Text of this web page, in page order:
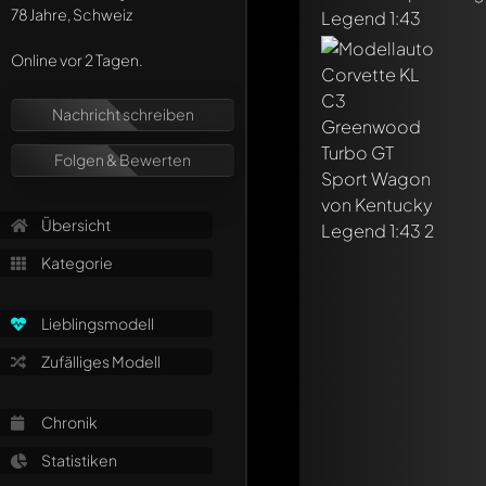
78 Jahre, Schweiz
Online vor 2 Tagen.
Nachricht schreiben
Folgen & Bewerten
Übersicht
Kategorie
Lieblingsmodell
Zufälliges Modell
Chronik
Statistiken
Schreibe jetzt
Jeder Kommentar
Erwähne andere